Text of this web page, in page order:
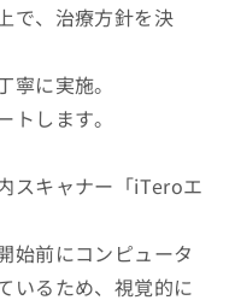
で、治療方針を決
に実施。
します。
スキャナー「iTeroエ
始前にコンピュータ
いるため、視覚的に